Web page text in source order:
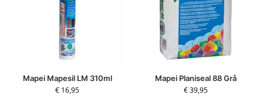
Mapei Mapesil LM 310ml
€ 16,95
Mapei Planiseal 88 Grå
€39,95